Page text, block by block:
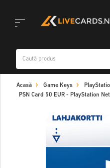
navigation
Acasă Game Keys
PSN Card 50 EUR - PlayStation